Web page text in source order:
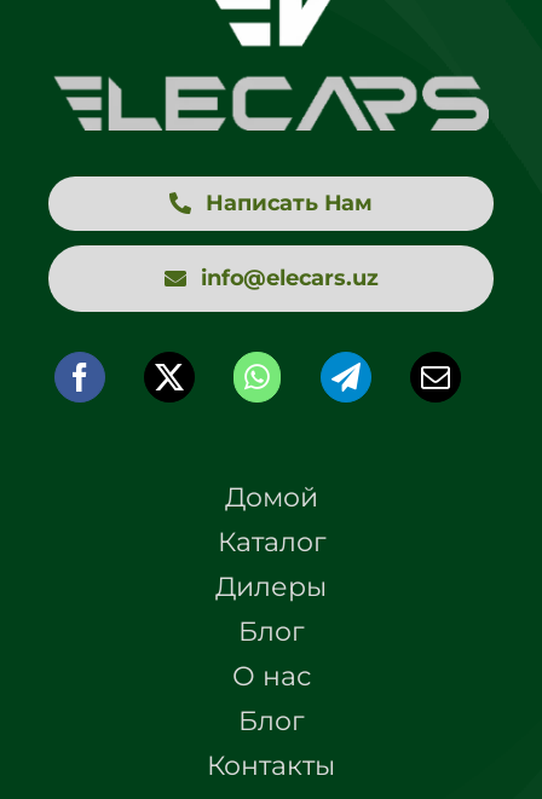
Написать Нам
info@elecars.uz
Домой
Каталог
Дилеры
Блог
О нас
Блог
Контакты